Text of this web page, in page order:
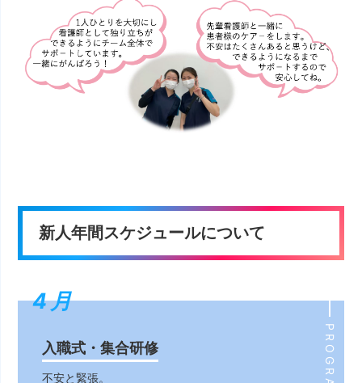
新人年間スケジュールについて
PROGRAM
4月
4月
入職式・集合研修
不安と緊張。